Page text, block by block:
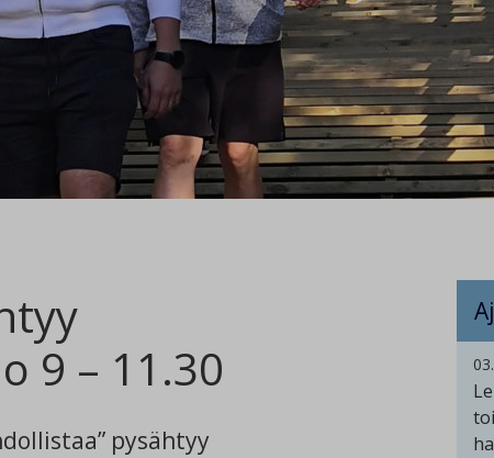
9 – 11.30
pysähtyy